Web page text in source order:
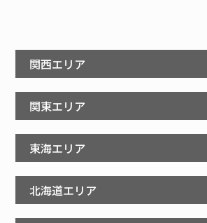
関西エリア
関東エリア
東海エリア
北海道エリア